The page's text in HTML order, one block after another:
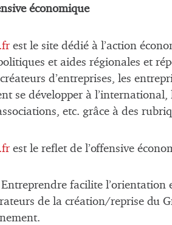
économique
est le site dédié à l’action
et aides régionales et
d’entreprises, les
se développer à
etc. grâce à des
est le reflet de l’offensive
facilite
de la création/reprise du